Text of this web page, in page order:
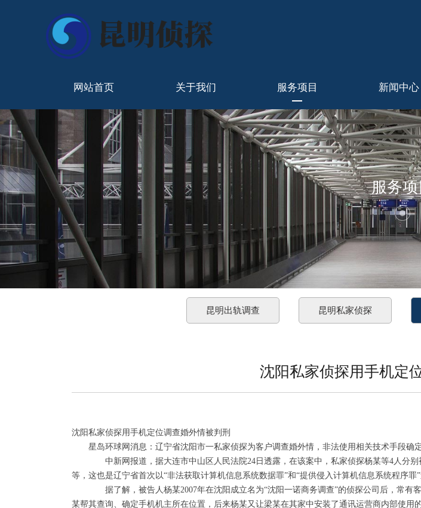
网站首页 关于我们 服务项目 新闻中心
服务
昆明出轨调查 昆明私家侦探
沈阳私家侦探用手机定
沈阳私家侦探用手机定位调查婚外情被判刑
星岛环球网消息：辽宁省沈阳市一私家侦探为客户调查婚外情，非法使用相关技术手段确
中新网报道，据大连市中山区人民法院24日透露，在该案中，私家侦探杨某等4人分别被
等，这也是辽宁省首次以“非法获取计算机信息系统数据罪”和“提供侵入计算机信息系统程序罪”
据了解，被告人杨某2007年在沈阳成立名为“沈阳一诺商务调查”的侦探公司后，常有客
某帮其查询、确定手机机主所在位置，后来杨某又让梁某在其家中安装了通讯运营商内部使